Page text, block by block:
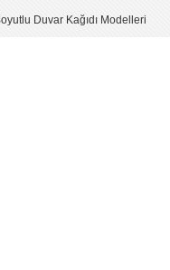
Duvar Kağıdı Modelleri